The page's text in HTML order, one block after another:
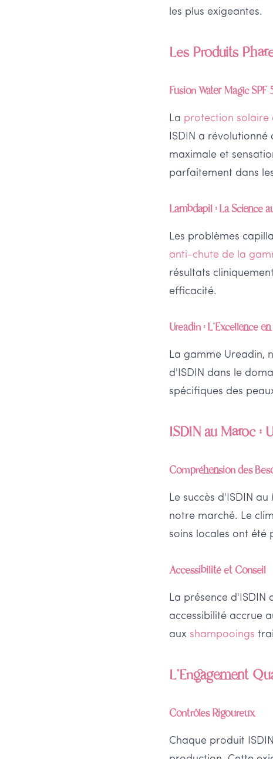
les plus exigeantes.
Les Produits
Fusion Water Magic
La protection solaire
ISDIN a
maximale et
parfaitement dans
Lambdapil : La Science
Les problèmes
anti-chute de la
résultats
efficacité.
Ureadin : L'Excellence
La gamme Ureadin,
d'ISDIN dans le
spécifiques des
ISDIN au Maroc :
Compréhension des
Le succès d'ISDIN
notre marché. Le
soins locales ont été
Accessibilité et Conseil
La présence
accessibilité accrue
aux shampooings
L'Engagement
Contrôles Rigoureux
Chaque produit